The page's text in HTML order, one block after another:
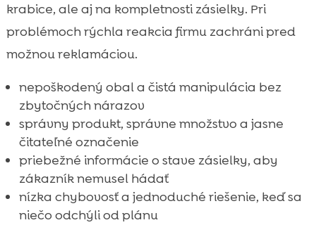
krabice, ale aj na kompletnosti zásielky. Pri
problémoch rýchla reakcia firmu zachráni pred
možnou reklamáciou.
nepoškodený obal a čistá manipulácia bez
zbytočných nárazov
správny produkt, správne množstvo a jasne
čitateľné označenie
priebežné informácie o stave zásielky, aby
zákazník nemusel hádať
nízka chybovosť a jednoduché riešenie, keď sa
niečo odchýli od plánu